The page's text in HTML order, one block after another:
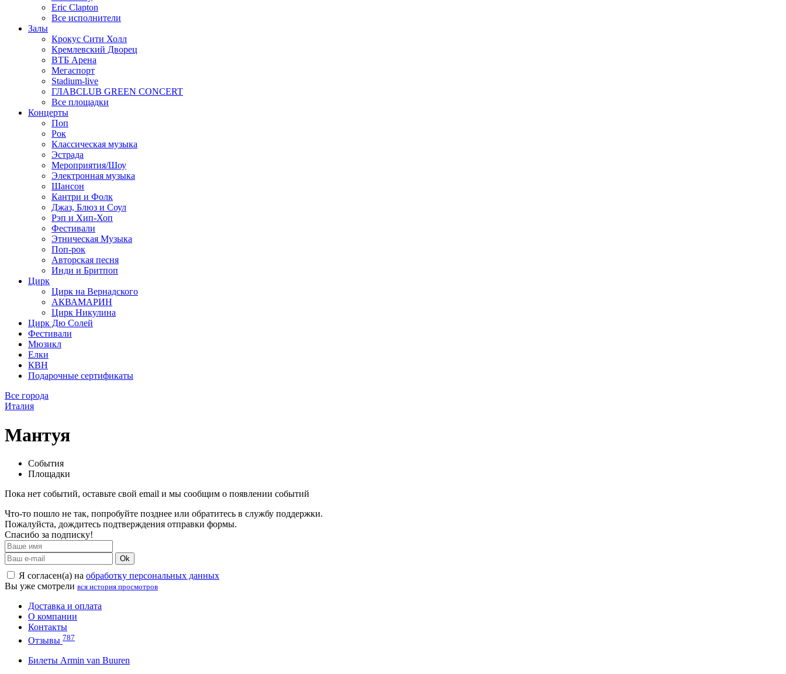
Eric Clapton
Все исполнители
Залы
Крокус Сити Холл
Кремлевский Дворец
ВТБ Арена
Мегаспорт
Stadium-live
ГЛАВCLUB GREEN CONCERT
Все площадки
Концерты
Поп
Рок
Классическая музыка
Эстрада
Мероприятия/Шоу
Электронная музыка
Шансон
Кантри и Фолк
Джаз, Блюз и Соул
Рэп и Хип-Хоп
Фестивали
Этническая Музыка
Поп-рок
Авторская песня
Инди и Бритпоп
Цирк
Цирк на Вернадского
АКВАМАРИН
Цирк Никулина
Цирк Дю Солей
Фестивали
Мюзикл
Елки
КВН
Подарочные сертификаты
Все города
Италия
Мантуя
События
Площадки
Пока нет событий, оставьте свой email и мы сообщим о появлении событий
Что-то пошло не так, попробуйте позднее или обратитесь в службу поддержки.
Пожалуйста, дождитесь подтверждения отправки формы.
Спасибо за подписку!
Ok
Я согласен(а) на обработку персональных данных
Вы уже смотрели вся история просмотров
Доставка и оплата
О компании
Контакты
Отзывы 787
Билеты Armin van Buuren